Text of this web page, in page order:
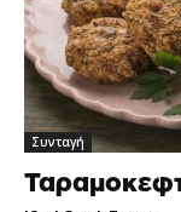
Συνταγή